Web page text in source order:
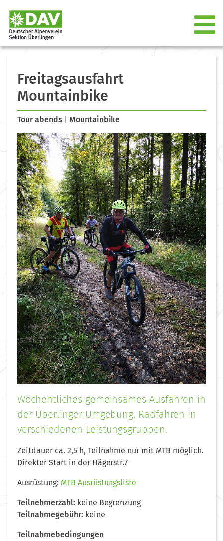
Freitagsausfahrt
Mountainbike
Tour abends Mountainbike
Wöchentliches gemeinsames Ausfahren in
der Überlinger Umgebung. Radfahren in
verschiedenen Leistungsgruppen.
Zeitdauer ca. 2,5 h, Teilnahme nur mit MTB möglich.
Direkter Start in der Hägerstr.7
Ausrüstung: MTB Ausrüstungsliste
Teilnehmerzahl: keine Begrenzung
Teilnahmegebühr: keine
Teilnahmebedingungen